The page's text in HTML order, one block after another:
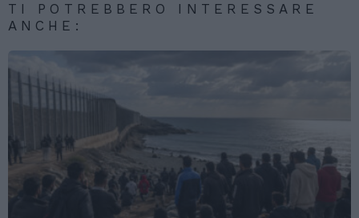
TI POTREBBERO INTERESSARE
ANCHE: